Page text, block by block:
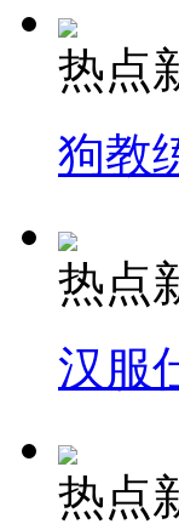
热点
狗教
热点
汉服
热点